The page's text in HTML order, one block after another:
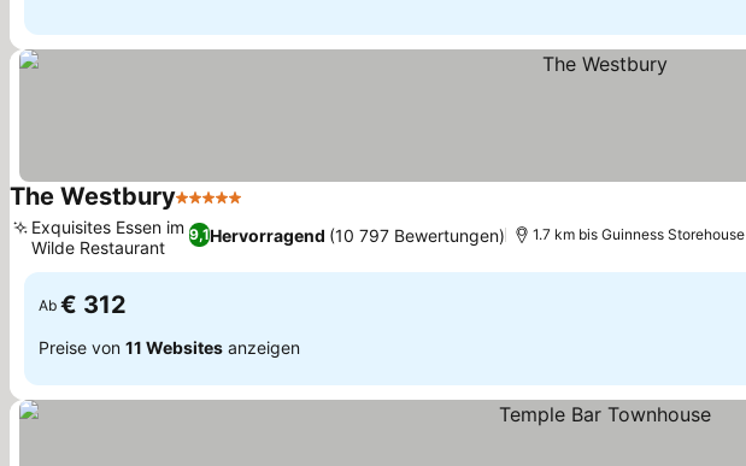
The Westbury5 Sterne
9,1Hervorragend (10 797 Bewertungen)
Exquisites Essen im
Wilde Restaurant
1.7 km bis Guinness Storehouse
Ab € 312
Preise von 11 Websites anzeigen